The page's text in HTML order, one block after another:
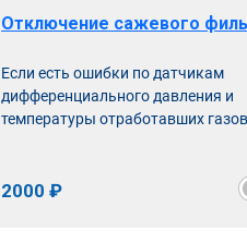
Отключение сажевого
Если есть ошибки по датчикам
дифференциального давления и
температуры отработавших
2000 ₽